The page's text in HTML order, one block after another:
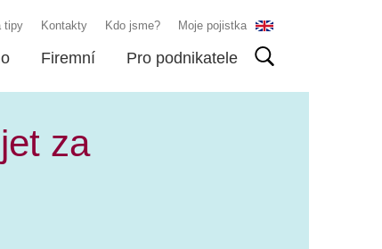
tipy Kontakty Kdo jsme? Moje pojistka
Firemní Pro podnikatele
za